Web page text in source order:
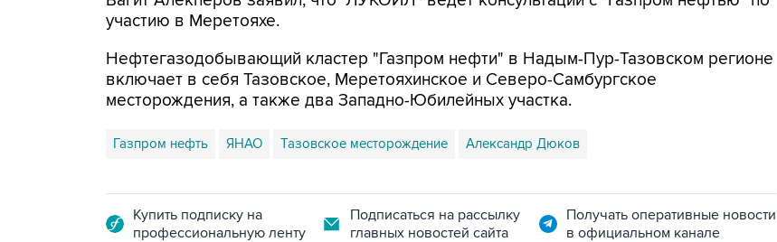
участию в Меретояхе.
Нефтегазодобывающий кластер "Газпром нефти" в Надым-Пур-Тазовском регионе
включает в себя Тазовское, Меретояхинское и Северо-Самбургское
месторождения, а также два Западно-Юбилейных участка.
Газпром нефть ЯНАО Тазовское месторождение Александр Дюков
Купить подписку на
профессиональную ленту
Подписаться на рассылку
главных новостей сайта
Получать оперативные новости
в официальном канале